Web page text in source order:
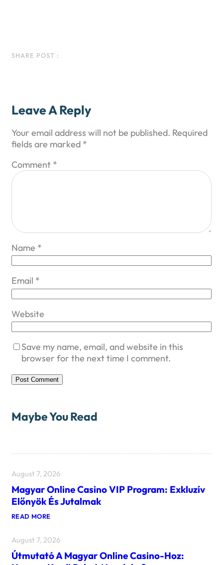
SHARE POST :
Leave A Reply
Your email address will not be published. Required
fields are marked *
Comment *
Name *
Email *
Website
Save my name, email, and website in this
browser for the next time I comment.
Maybe You Read
August 7, 2026
Magyar Online Casino VIP Program: Exkluzív
Előnyök És Jutalmak
READ MORE:
G
A
August 7, 2026
Útmutató A Magyar Online Casino-Hoz: